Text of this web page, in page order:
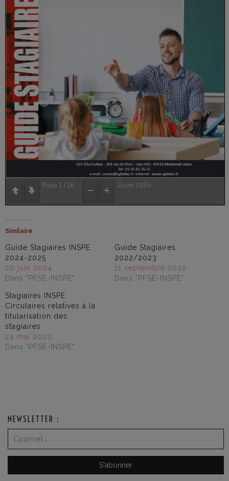
Page 1 / 16 Zoom 100%
Similaire
Guide Stagiaires INSPE
2024-2025
20 juin 2024
Dans "PFSE-INSPE"
Guide Stagiaires
2022/2023
11 septembre 2022
Dans "PFSE-INSPE"
Stagiaires INSPE.
Circulaires relatives à la
titularisation des
stagiaires
24 mai 2023
Dans "PFSE-INSPE"
NEWSLETTER :